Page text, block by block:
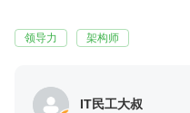
领导力 架构师
IT民工大叔